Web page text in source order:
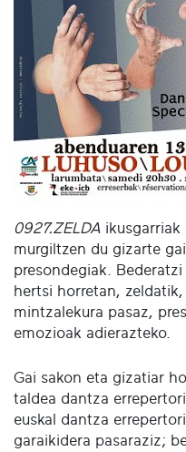
0927.ZELDA ikusgarriak
murgiltzen du gizarte
presondegiak.
hertsi horretan,
mintzalekura pasaz,
emozioak adierazteko.
Gai sakon eta gizatiar
taldea dantza
euskal dantza
garaikidera pasaraziz;